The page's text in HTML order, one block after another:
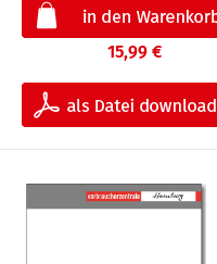
15,99 €